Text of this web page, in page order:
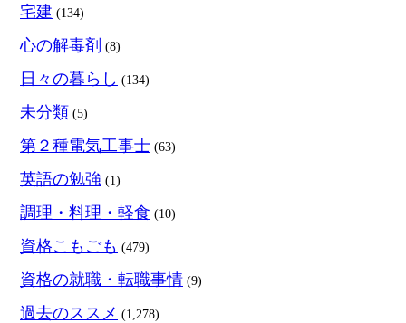
宅建 (134)
心の解毒剤 (8)
日々の暮らし (134)
未分類 (5)
第２種電気工事士 (63)
英語の勉強 (1)
調理・料理・軽食 (10)
資格こもごも (479)
資格の就職・転職事情 (9)
過去のススメ (1,278)